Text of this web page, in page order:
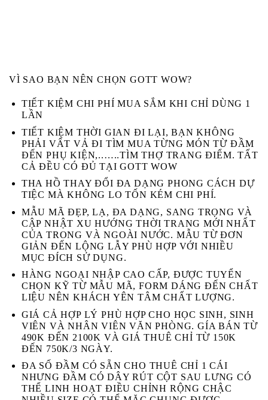
VÌ SAO BẠN NÊN CHỌN GOTT WOW?
TIẾT KIỆM CHI PHÍ MUA SẮM KHI CHỈ DÙNG 1
LẦN
TIẾT KIỆM THỜI GIAN ĐI LẠI, BẠN KHÔNG
PHẢI VẤT VẢ ĐI TÌM MUA TỪNG MÓN TỪ ĐẦM
ĐẾN PHỤ KIỆN,..…..TÌM THỢ TRANG ĐIỂM. TẤT
CẢ ĐỀU CÓ ĐỦ TẠI GOTT WOW
THA HỒ THAY ĐỔI ĐA DẠNG PHONG CÁCH DỰ
TIỆC MÀ KHÔNG LO TỐN KÉM CHI PHÍ.
MẪU MÃ ĐẸP, LẠ, ĐA DẠNG, SANG TRỌNG VÀ
CẬP NHẬT XU HƯỚNG THỜI TRANG MỚI NHẤT
CỦA TRONG VÀ NGOÀI NƯỚC. MẪU TỪ ĐƠN
GIẢN ĐẾN LỘNG LẪY PHÙ HỢP VỚI NHIỀU
MỤC ĐÍCH SỬ DỤNG.
HÀNG NGOẠI NHẬP CAO CẤP, ĐƯỢC TUYỂN
CHỌN KỸ TỪ MẪU MÃ, FORM DÁNG ĐẾN CHẤT
LIỆU NÊN KHÁCH YÊN TÂM CHẤT LƯỢNG.
GIÁ CẢ HỢP LÝ PHÙ HỢP CHO HỌC SINH, SINH
VIÊN VÀ NHÂN VIÊN VĂN PHÒNG. GÍA BÁN TỪ
490K ĐẾN 2100K VÀ GIÁ THUÊ CHỈ TỪ 150K
ĐẾN 750K/3 NGÀY.
ĐA SỐ ĐẦM CÓ SẴN CHO THUÊ CHỈ 1 CÁI
NHƯNG ĐẦM CÓ DÂY RÚT CỘT SAU LƯNG CÓ
THỂ LINH HOẠT ĐIỀU CHỈNH RỘNG CHẬC